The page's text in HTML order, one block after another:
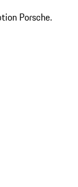
Porsche.